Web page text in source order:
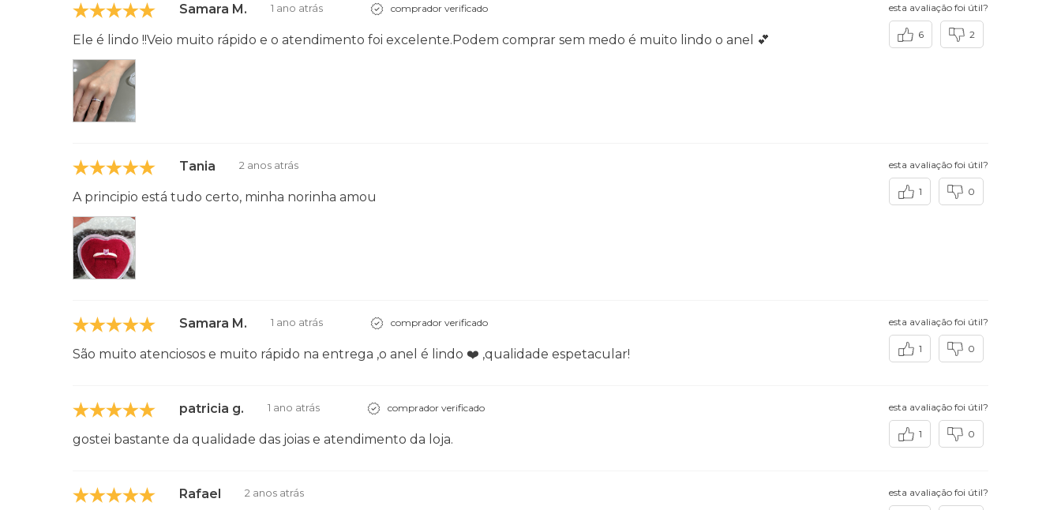
Samara M. 1 ano atrás comprador verificado
Ele é lindo !!Veio muito rápido e o atendimento foi excelente.Podem comprar sem medo é muito lindo o anel 💕
esta avaliação foi útil?
6 2
Tania 2 anos atrás
A principio está tudo certo, minha norinha amou
esta avaliação foi útil?
1 0
Samara M. 1 ano atrás comprador verificado
São muito atenciosos e muito rápido na entrega ,o anel é lindo ❤️ ,qualidade espetacular!
esta avaliação foi útil?
1 0
patricia g. 1 ano atrás comprador verificado
gostei bastante da qualidade das joias e atendimento da loja.
esta avaliação foi útil?
1 0
Rafael 2 anos atrás esta avaliação foi útil?